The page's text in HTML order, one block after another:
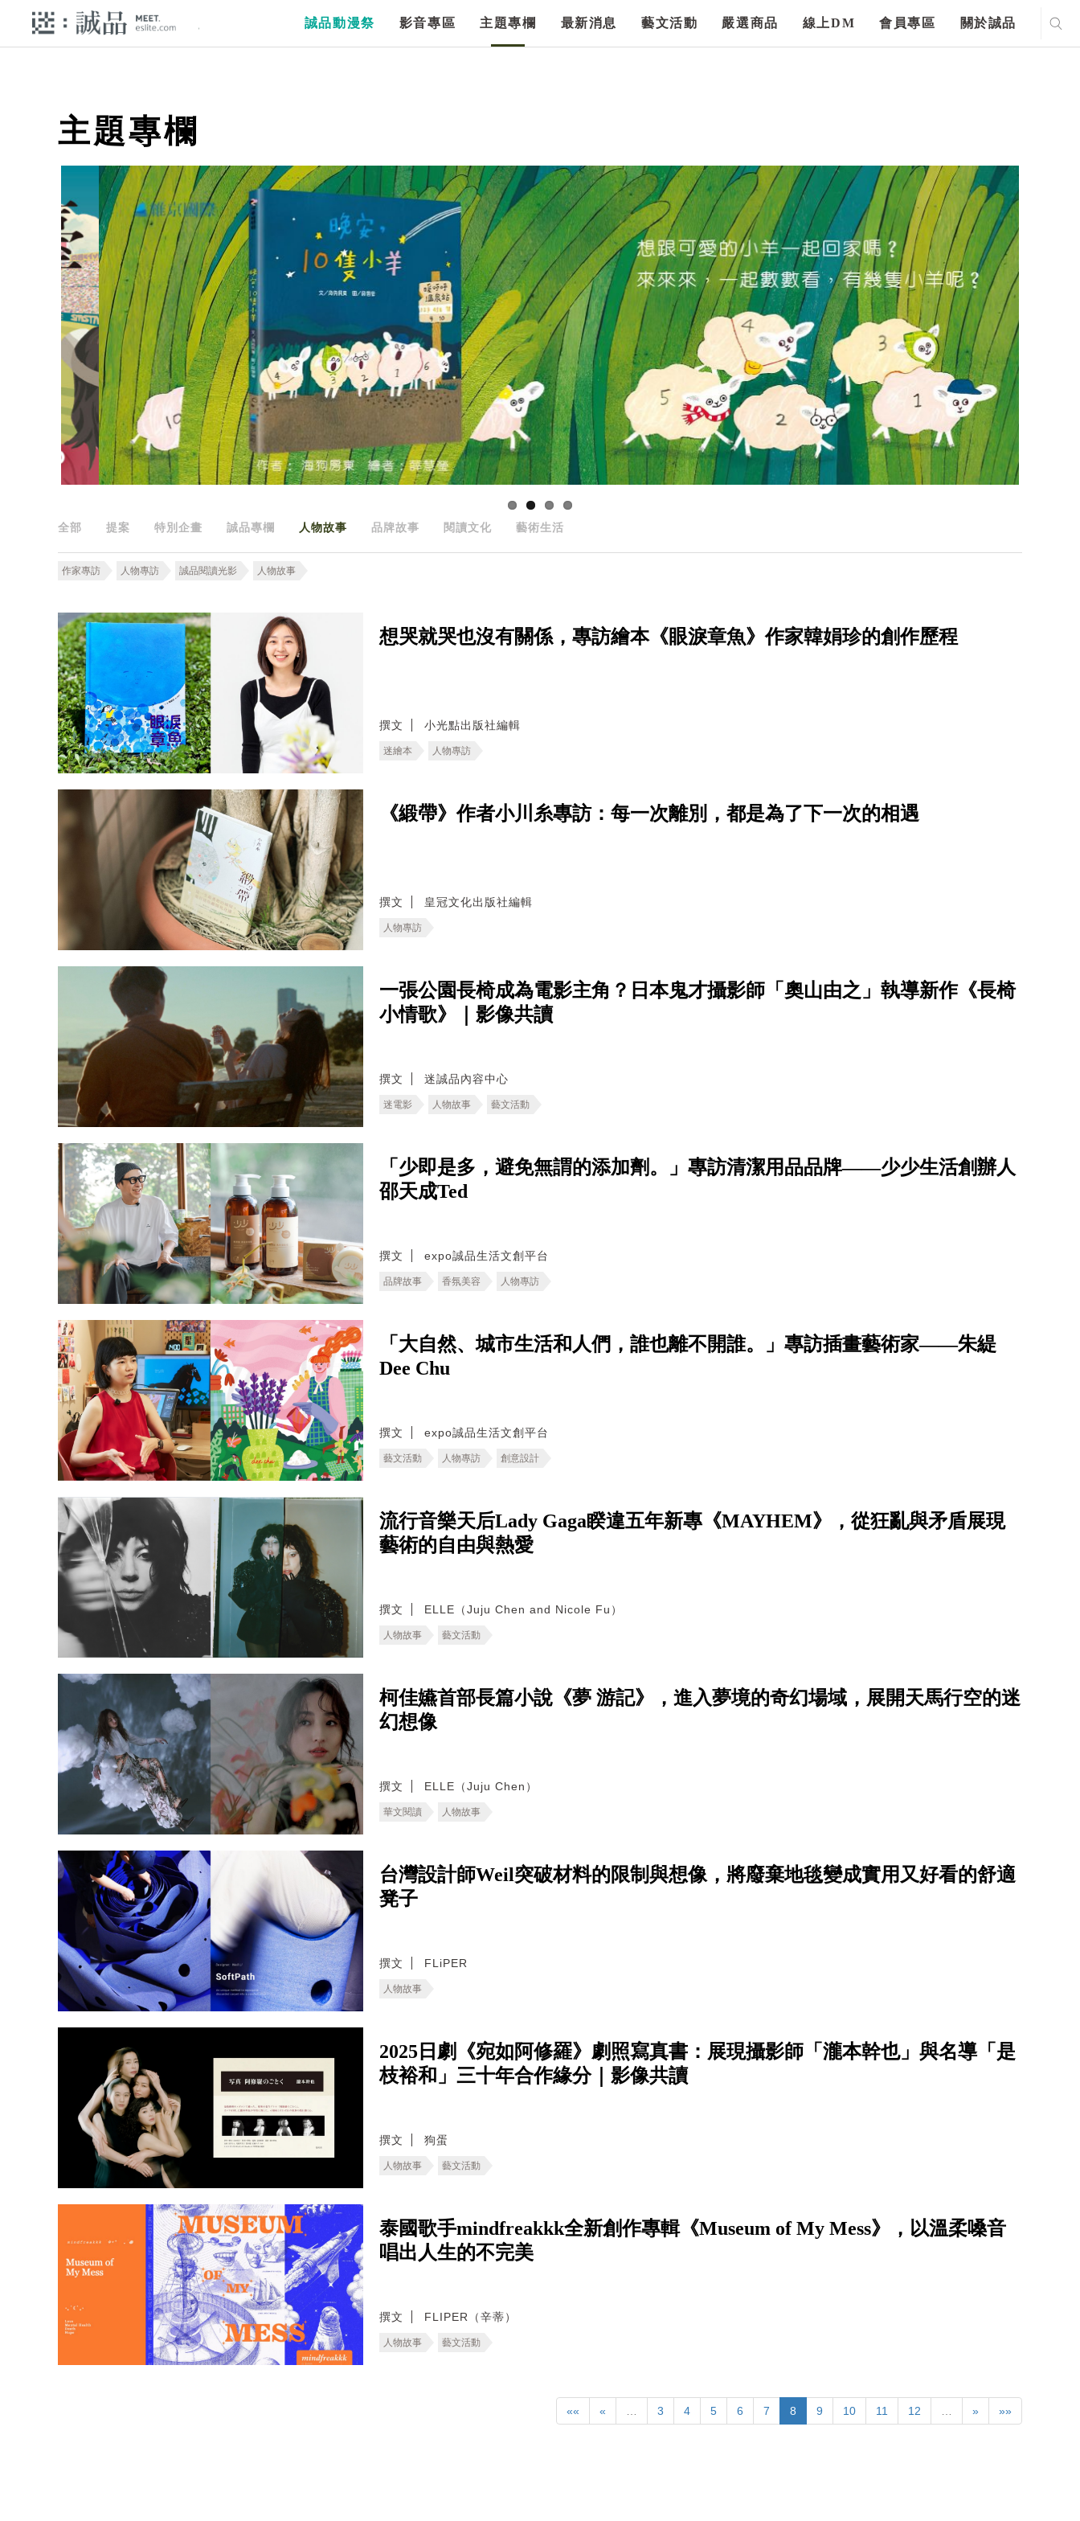
誠品動漫祭 影音專區 主題專欄 最新消息 藝文活動 嚴選商品 線上DM 會員專區 關於誠品
主題專欄
全部 提案 特別企畫 誠品專欄 人物故事 品牌故事 閱讀文化 藝術生活
作家專訪 人物專訪 誠品閱讀光影 人物故事
想哭就哭也沒有關係，專訪繪本《眼淚章魚》作家韓娟珍的創作歷程
撰文 小光點出版社編輯
迷繪本 人物專訪
《緞帶》作者小川糸專訪：每一次離別，都是為了下一次的相遇
撰文 皇冠文化出版社編輯
人物專訪
一張公園長椅成為電影主角？日本鬼才攝影師「奧山由之」執導新作《長椅
小情歌》｜影像共讀
撰文 迷誠品內容中心
迷電影 人物故事 藝文活動
「少即是多，避免無謂的添加劑。」專訪清潔用品品牌——少少生活創辦人
邵天成Ted
撰文 expo誠品生活文創平台
品牌故事 香氛美容 人物專訪
「大自然、城市生活和人們，誰也離不開誰。」專訪插畫藝術家——朱緹
Dee Chu
撰文 expo誠品生活文創平台
藝文活動 人物專訪 創意設計
流行音樂天后Lady Gaga睽違五年新專《MAYHEM》，從狂亂與矛盾展現
藝術的自由與熱愛
撰文 ELLE（Juju Chen and Nicole Fu）
人物故事 藝文活動
柯佳嬿首部長篇小說《夢 游記》，進入夢境的奇幻場域，展開天馬行空的迷
幻想像
撰文 ELLE（Juju Chen）
華文閱讀 人物故事
台灣設計師Weil突破材料的限制與想像，將廢棄地毯變成實用又好看的舒適
凳子
撰文 FLiPER
人物故事
2025日劇《宛如阿修羅》劇照寫真書：展現攝影師「瀧本幹也」與名導「是
枝裕和」三十年合作緣分｜影像共讀
撰文 狗蛋
人物故事 藝文活動
泰國歌手mindfreakkk全新創作專輯《Museum of My Mess》，以溫柔嗓音
唱出人生的不完美
撰文 FLIPER（辛蒂）
人物故事 藝文活動
«« « … 3 4 5 6 7 8 9 10 11 12 … » »»